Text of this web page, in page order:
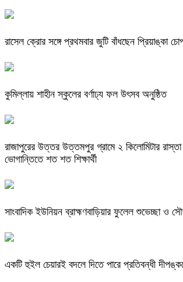
রাসেল ক্রোর সঙ্গে প্রথমবার জুটি বাঁধছেন প্রিয়াঙ্কা
কুমিল্লায় শাহীন স্কুলের বর্ণাঢ্য ফল উৎসব অনুষ্ঠিত
রাজাপুরের উত্তর উত্তমপুর গ্রামে ২ কিলোমিটার রাস্তা
ভোগান্তিতে শত শত শিক্ষার্থী
সাংবাদিক ইউনিয়ন ব্রাহ্মণবাড়িয়ার ফুলেল শুভেচ্ছা ও
একটি হুইল চেয়ারই বদলে দিতে পারে প্রতিবন্ধী